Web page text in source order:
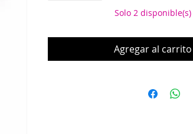
Solo 2 disponible(s)
Agregar al carrito